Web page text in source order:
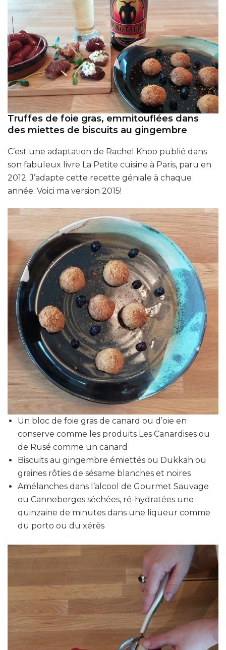
Truffes de foie gras, emmitouflées dans
des miettes de biscuits au gingembre
C’est une adaptation de Rachel Khoo publié dans
son fabuleux livre La Petite cuisine à Paris, paru en
2012. J’adapte cette recette géniale à chaque
année. Voici ma version 2015!
Un bloc de foie gras de canard ou d’oie en
conserve comme les produits Les Canardises ou
de Rusé comme un canard
Biscuits au gingembre émiettés ou Dukkah ou
graines rôties de sésame blanches et noires
Amélanches dans l’alcool de Gourmet Sauvage
ou Canneberges séchées, ré-hydratées une
quinzaine de minutes dans une liqueur comme
du porto ou du xérès